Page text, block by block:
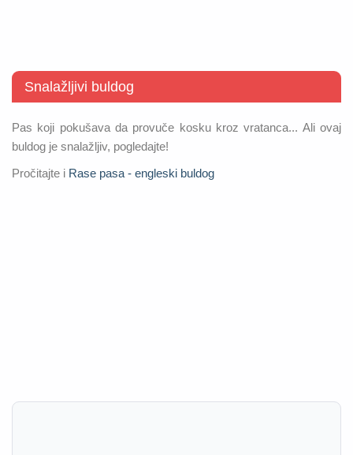
Snalažljivi buldog
Pas koji pokušava da provuče kosku kroz vratanca... Ali ovaj
buldog je snalažljiv, pogledajte!
Pročitajte i Rase pasa - engleski buldog